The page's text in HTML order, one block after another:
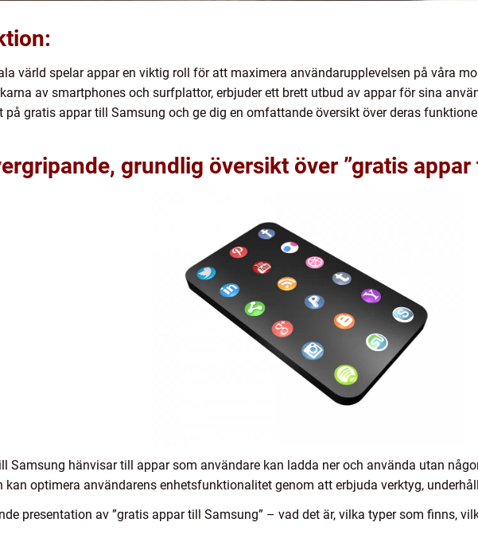
värld spelar appar en viktig roll för att maximera användarupplevelsen på våra
av smartphones och surfplattor, erbjuder ett brett utbud av appar för sina
på gratis appar till Samsung och ge dig en omfattande översikt över deras
grundlig översikt över ”gratis appar
Samsung hänvisar till appar som användare kan ladda ner och använda utan
kan optimera användarens enhetsfunktionalitet genom att erbjuda verktyg,
presentation av ”gratis appar till Samsung” – vad det är, vilka typer som finns,